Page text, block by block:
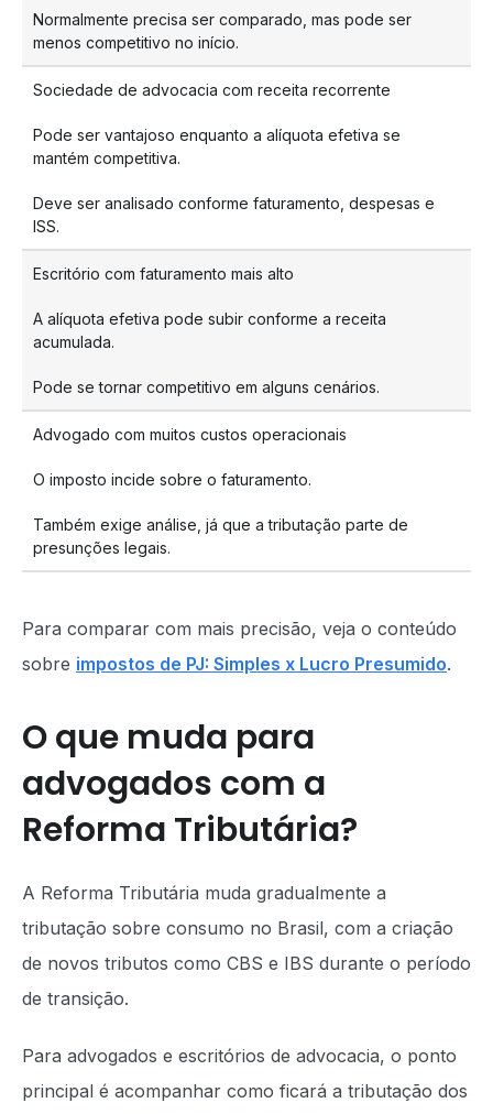
Normalmente precisa ser comparado, mas pode ser
menos competitivo no início.
Sociedade de advocacia com receita recorrente
Pode ser vantajoso enquanto a alíquota efetiva se
mantém competitiva.
Deve ser analisado conforme faturamento, despesas e
ISS.
Escritório com faturamento mais alto
A alíquota efetiva pode subir conforme a receita
acumulada.
Pode se tornar competitivo em alguns cenários.
Advogado com muitos custos operacionais
O imposto incide sobre o faturamento.
Também exige análise, já que a tributação parte de
presunções legais.
Para comparar com mais precisão, veja o conteúdo
sobre impostos de PJ: Simples x Lucro Presumido.
O que muda para
advogados com a
Reforma Tributária?
A Reforma Tributária muda gradualmente a
tributação sobre consumo no Brasil, com a criação
de novos tributos como CBS e IBS durante o período
de transição.
Para advogados e escritórios de advocacia, o ponto
principal é acompanhar como ficará a tributação dos